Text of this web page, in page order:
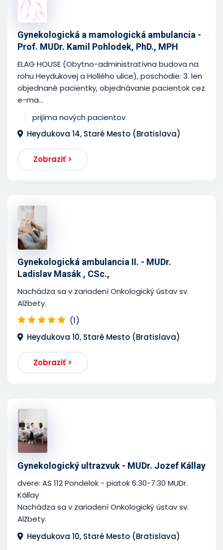
Gynekologická a mamologická ambulancia -
Prof. MUDr. Kamil Pohlodek, PhD., MPH
ELAG HOUSE (Obytno-administratívna budova na
rohu Heydukovej a Hollého ulice), poschodie: 3. len
objednané pacientky, objednávanie pacientok cez
e-ma...
prijíma nových pacientov
Heydukova 14, Staré Mesto (Bratislava)
Zobraziť >
Gynekologická ambulancia II. - MUDr.
Ladislav Masák , CSc.,
Nachádza sa v zariadení Onkologický ústav sv.
Alžbety.
(1)
Heydukova 10, Staré Mesto (Bratislava)
Zobraziť >
Gynekologický ultrazvuk - MUDr. Jozef Kállay
dvere: AS 112 Pondelok - piatok 6:30-7:30 MUDr.
Kállay
Nachádza sa v zariadení Onkologický ústav sv.
Alžbety.
Heydukova 10, Staré Mesto (Bratislava)